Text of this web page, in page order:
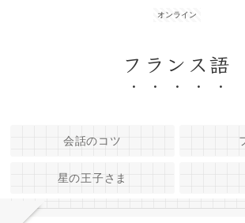
オンライン
フランス語
会話のコツ
星の王子さま